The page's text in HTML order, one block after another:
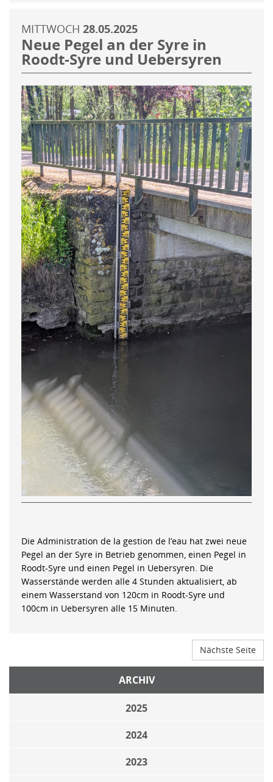
MITTWOCH 28.05.2025
Neue Pegel an der Syre in
Roodt-Syre und Uebersyren
Die Administration de la gestion de l’eau hat zwei neue
Pegel an der Syre in Betrieb genommen, einen Pegel in
Roodt-Syre und einen Pegel in Uebersyren. Die
Wasserstände werden alle 4 Stunden aktualisiert, ab
einem Wasserstand von 120cm in Roodt-Syre und
100cm in Uebersyren alle 15 Minuten.
Nächste Seite
ARCHIV
2025
2024
2023